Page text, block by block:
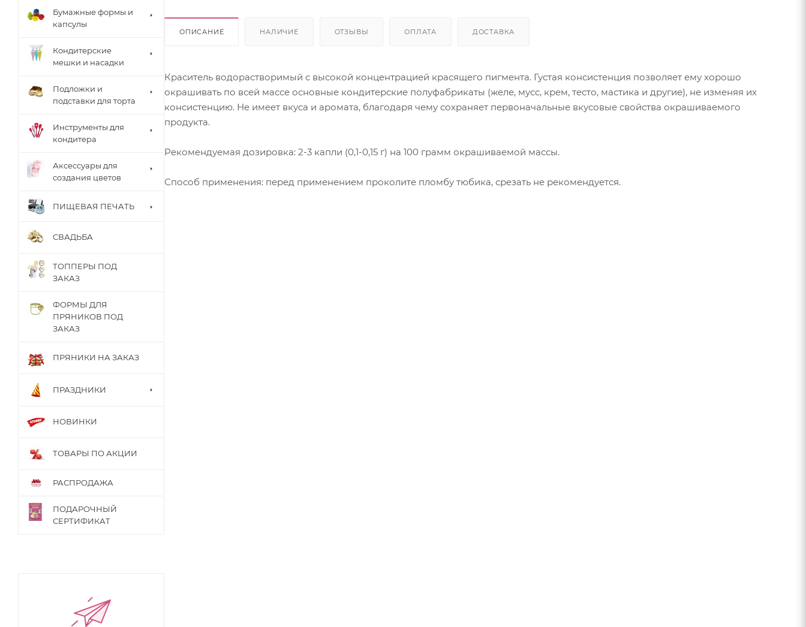
ОПИСАНИЕ НАЛИЧИЕ ОТЗЫВЫ ОПЛАТА ДОСТАВКА
Краситель водорастворимый с высокой концентрацией красящего пигмента. Густая консистенция позволяет ему хорошо
окрашивать по всей массе основные кондитерские полуфабрикаты (желе, мусс, крем, тесто, мастика и другие), не изменяя их
консистенцию. Не имеет вкуса и аромата, благодаря чему сохраняет первоначальные вкусовые свойства окрашиваемого
продукта.
Рекомендуемая дозировка: 2-3 капли (0,1-0,15 г) на 100 грамм окрашиваемой массы.
Способ применения: перед применением проколите пломбу тюбика, срезать не рекомендуется.
Бумажные формы и
капсулы
Кондитерские
мешки и насадки
Подложки и
подставки для торта
Инструменты для
кондитера
Аксессуары для
создания цветов
ПИЩЕВАЯ ПЕЧАТЬ
СВАДЬБА
ТОППЕРЫ ПОД
ЗАКАЗ
ФОРМЫ ДЛЯ
ПРЯНИКОВ ПОД
ЗАКАЗ
ПРЯНИКИ НА ЗАКАЗ
ПРАЗДНИКИ
НОВИНКИ
ТОВАРЫ ПО АКЦИИ
РАСПРОДАЖА
ПОДАРОЧНЫЙ
СЕРТИФИКАТ